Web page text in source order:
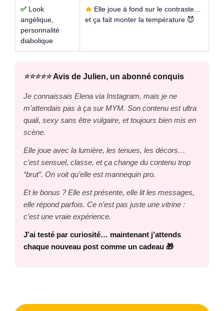
Look
angélique,
personnalité
diabolique
Elle joue à fond sur le contraste…
et ça fait monter la température 😈
⭐️⭐️⭐️⭐️⭐️Avis de Julien, un abonné conquis
Je connaissais Elena via Instagram, mais je ne
m’attendais pas à ça sur MYM. Son contenu est ultra
quali, sexy sans être vulgaire, et toujours bien mis en
scène.
Elle joue avec la lumière, les tenues, les décors…
c’est sensuel, classe, et ça change du contenu trop
“brut”. On voit qu’elle est mannequin pro.
Et le bonus ? Elle est présente, elle lit les messages,
elle répond parfois. Ce n’est pas juste une vitrine :
c’est une vraie expérience.
J’ai testé par curiosité… maintenant j’attends
chaque nouveau post comme un cadeau 🎁